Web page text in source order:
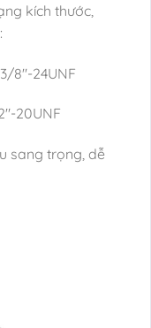
kích thước,
8″-24UNF
20UNF
sang trọng, dễ